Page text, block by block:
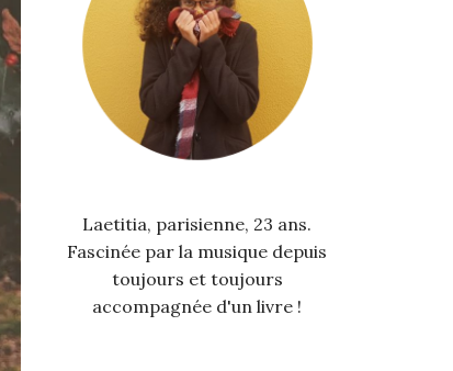
Laetitia, parisienne, 23 ans.
Fascinée par la musique depuis
toujours et toujours
accompagnée d'un livre !